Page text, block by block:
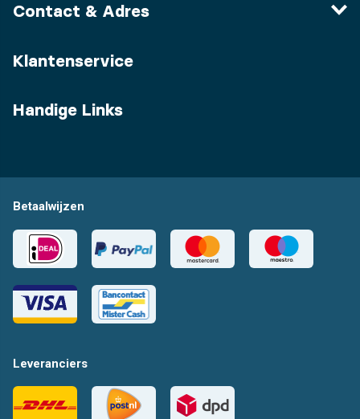
Contact & Adres
Klantenservice
Handige Links
Betaalwijzen
Leveranciers